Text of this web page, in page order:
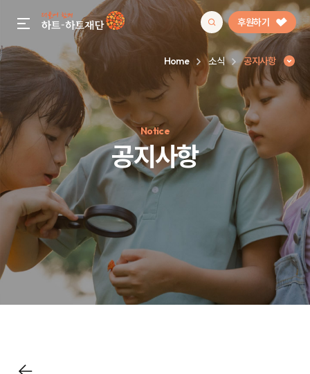
gnb menu open 후원하기
인기 키워드
#정기후원#하트플레이스#캠페인#팬덤후원
Home 소식 공지사항
Notice
공지사항